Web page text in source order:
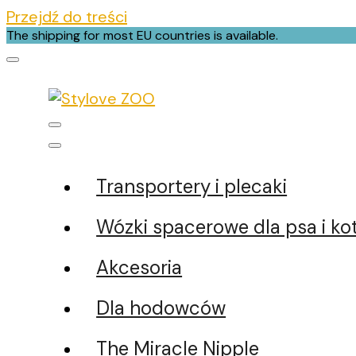
Przejdź do treści
The shipping for most EU countries is available.
Transportery i plecaki
Wózki spacerowe dla psa i
Akcesoria
Dla hodowców
The Miracle Nipple